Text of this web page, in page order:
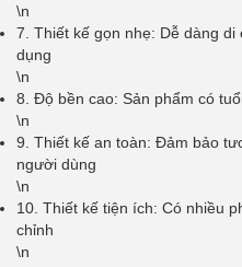
\n
7. Thiết kế gọn nhẹ: Dễ dàng
dụng
\n
8. Độ bền cao: Sản phẩm có
\n
9. Thiết kế an toàn: Đảm bảo
người dùng
\n
10. Thiết kế tiện ích: Có nhiều
chỉnh
\n